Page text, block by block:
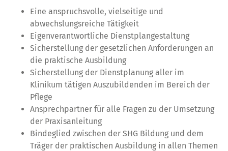
Eine anspruchsvolle, vielseitige und
abwechslungsreiche Tätigkeit
Eigenverantwortliche Dienstplangestaltung
Sicherstellung der gesetzlichen Anforderungen an
die praktische Ausbildung
Sicherstellung der Dienstplanung aller im
Klinikum tätigen Auszubildenden im Bereich der
Pflege
Ansprechpartner für alle Fragen zu der Umsetzung
der Praxisanleitung
Bindeglied zwischen der SHG Bildung und dem
Träger der praktischen Ausbildung in allen Themen